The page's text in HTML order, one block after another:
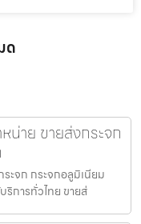
ด
น่าย ขายส่งกระจก
ะจก กระจกอลูมิเนียม
ริการทั่วไทย ขายส่